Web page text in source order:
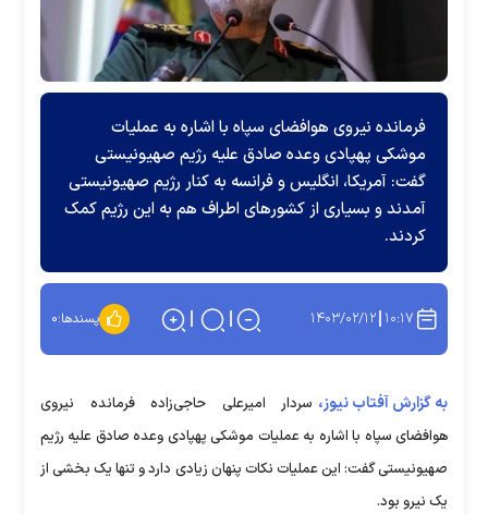
فرمانده نیروی هوافضای سپاه با اشاره به عملیات
موشکی پهپادی وعده صادق علیه رژیم صهیونیستی
گفت: آمریکا، انگلیس و فرانسه به کنار رژیم صهیونیستی
آمدند و بسیاری از کشور‌های اطراف هم به این رژیم کمک
کردند.
۱۰:۱۷ ۱۴۰۳/۰۲/۱۲ پسندها:۰
به گزارش آفتاب نیوز، سردار امیرعلی حاجی‌زاده فرمانده نیروی
هوافضای سپاه با اشاره به عملیات موشکی پهپادی وعده صادق علیه رژیم
صهیونیستی گفت: این عملیات نکات پنهان زیادی دارد و تنها یک بخشی از
یک نیرو بود.